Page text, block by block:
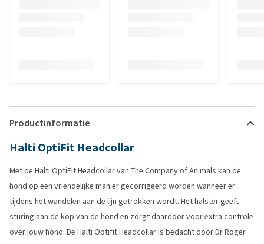
Productinformatie
Halti OptiFit Headcollar
Met de Halti OptiFit Headcollar van The Company of Animals kan de
hond op een vriendelijke manier gecorrigeerd worden wanneer er
tijdens het wandelen aan de lijn getrokken wordt. Het halster geeft
sturing aan de kop van de hond en zorgt daardoor voor extra controle
over jouw hond. De Halti Optifit Headcollar is bedacht door Dr Roger